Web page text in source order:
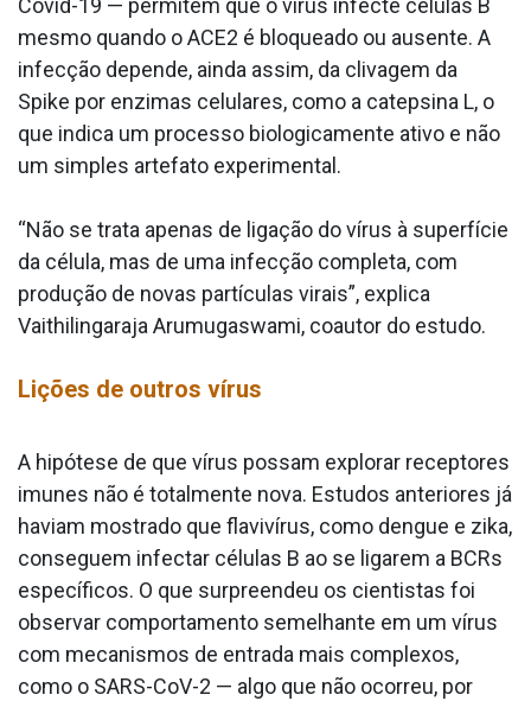
Covid-19 — permitem que o vírus infecte células B
mesmo quando o ACE2 é bloqueado ou ausente. A
infecção depende, ainda assim, da clivagem da
Spike por enzimas celulares, como a catepsina L, o
que indica um processo biologicamente ativo e não
um simples artefato experimental.
“Não se trata apenas de ligação do vírus à superfície
da célula, mas de uma infecção completa, com
produção de novas partículas virais”, explica
Vaithilingaraja Arumugaswami, coautor do estudo.
Lições de outros vírus
A hipótese de que vírus possam explorar receptores
imunes não é totalmente nova. Estudos anteriores já
haviam mostrado que flavivírus, como dengue e zika,
conseguem infectar células B ao se ligarem a BCRs
específicos. O que surpreendeu os cientistas foi
observar comportamento semelhante em um vírus
com mecanismos de entrada mais complexos,
como o SARS-CoV-2 — algo que não ocorreu, por